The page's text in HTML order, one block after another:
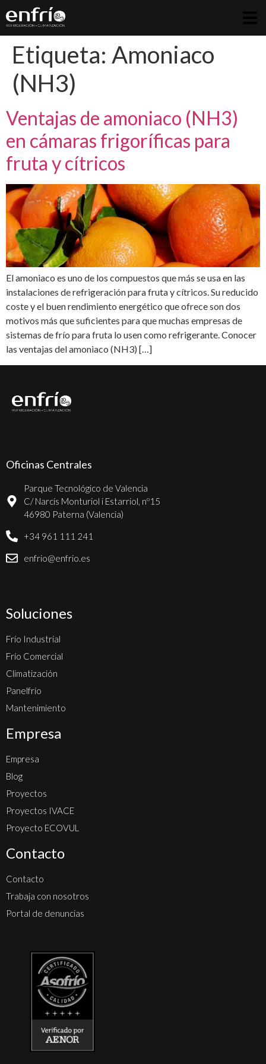
Etiqueta: Amoniaco
(NH3)
Ventajas de amoniaco (NH3)
en cámaras frigoríficas para
fruta y cítricos
El amoniaco es uno de los compuestos que más se usa en las
instalaciones de refrigeración para fruta y cítricos. Su reducido
coste y el buen rendimiento energético que ofrece son dos
motivos más que suficientes para que muchas empresas de
sistemas de frío para fruta lo usen como refrigerante. Conocer
las ventajas del amoniaco (NH3) […]
Oficinas Centrales
Parque Tecnológico de Valencia
C/ Narcís Monturiol i Estarriol, nº15
46980 Paterna (Valencia)
+34 961 111 241
enfrio@enfrio.es
Soluciones
Frío Industrial
Frío Comercial
Climatización
Panelfrío
Mantenimiento
Empresa
Empresa
Blog
Proyectos
Proyectos IVACE
Proyecto ECOVUL
Contacto
Contacto
Trabaja con nosotros
Portal de denuncias